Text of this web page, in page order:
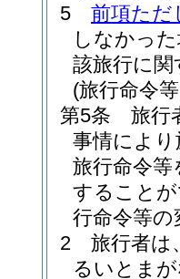
5
前項ただ
しなかっ
該旅行に
(旅行命令
第5条
旅行
事情によ
旅行命令
すること
行命令等
2
旅行者は
るいとま